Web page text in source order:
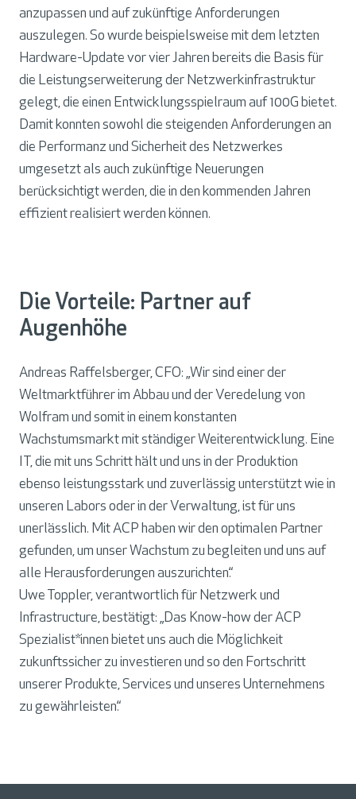
anzupassen und auf zukünftige Anforderungen
auszulegen. So wurde beispielsweise mit dem letzten
Hardware-Update vor vier Jahren bereits die Basis für
die Leistungserweiterung der Netzwerkinfrastruktur
gelegt, die einen Entwicklungsspielraum auf 100G bietet.
Damit konnten sowohl die steigenden Anforderungen an
die Performanz und Sicherheit des Netzwerkes
umgesetzt als auch zukünftige Neuerungen
berücksichtigt werden, die in den kommenden Jahren
effizient realisiert werden können.
Die Vorteile: Partner auf
Augenhöhe
Andreas Raffelsberger, CFO: „Wir sind einer der
Weltmarktführer im Abbau und der Veredelung von
Wolfram und somit in einem konstanten
Wachstumsmarkt mit ständiger Weiterentwicklung. Eine
IT, die mit uns Schritt hält und uns in der Produktion
ebenso leistungsstark und zuverlässig unterstützt wie in
unseren Labors oder in der Verwaltung, ist für uns
unerlässlich. Mit ACP haben wir den optimalen Partner
gefunden, um unser Wachstum zu begleiten und uns auf
alle Herausforderungen auszurichten.“
Uwe Toppler, verantwortlich für Netzwerk und
Infrastructure, bestätigt: „Das Know-how der ACP
Spezialist*innen bietet uns auch die Möglichkeit
zukunftssicher zu investieren und so den Fortschritt
unserer Produkte, Services und unseres Unternehmens
zu gewährleisten.“